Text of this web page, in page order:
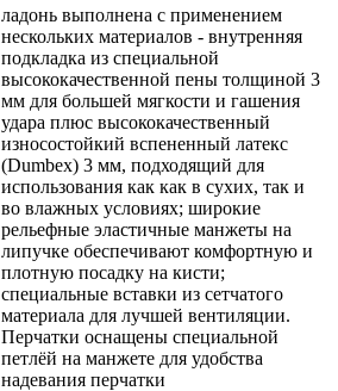
ладонь выполнена с применением
нескольких материалов - внутренняя
подкладка из специальной
высококачественной пены толщиной 3
мм для большей мягкости и гашения
удара плюс высококачественный
износостойкий вспененный латекс
(Dumbex) 3 мм, подходящий для
использования как как в сухих, так и
во влажных условиях; широкие
рельефные эластичные манжеты на
липучке обеспечивают комфортную и
плотную посадку на кисти;
специальные вставки из сетчатого
материала для лучшей вентиляции.
Перчатки оснащены специальной
петлёй на манжете для удобства
надевания перчатки